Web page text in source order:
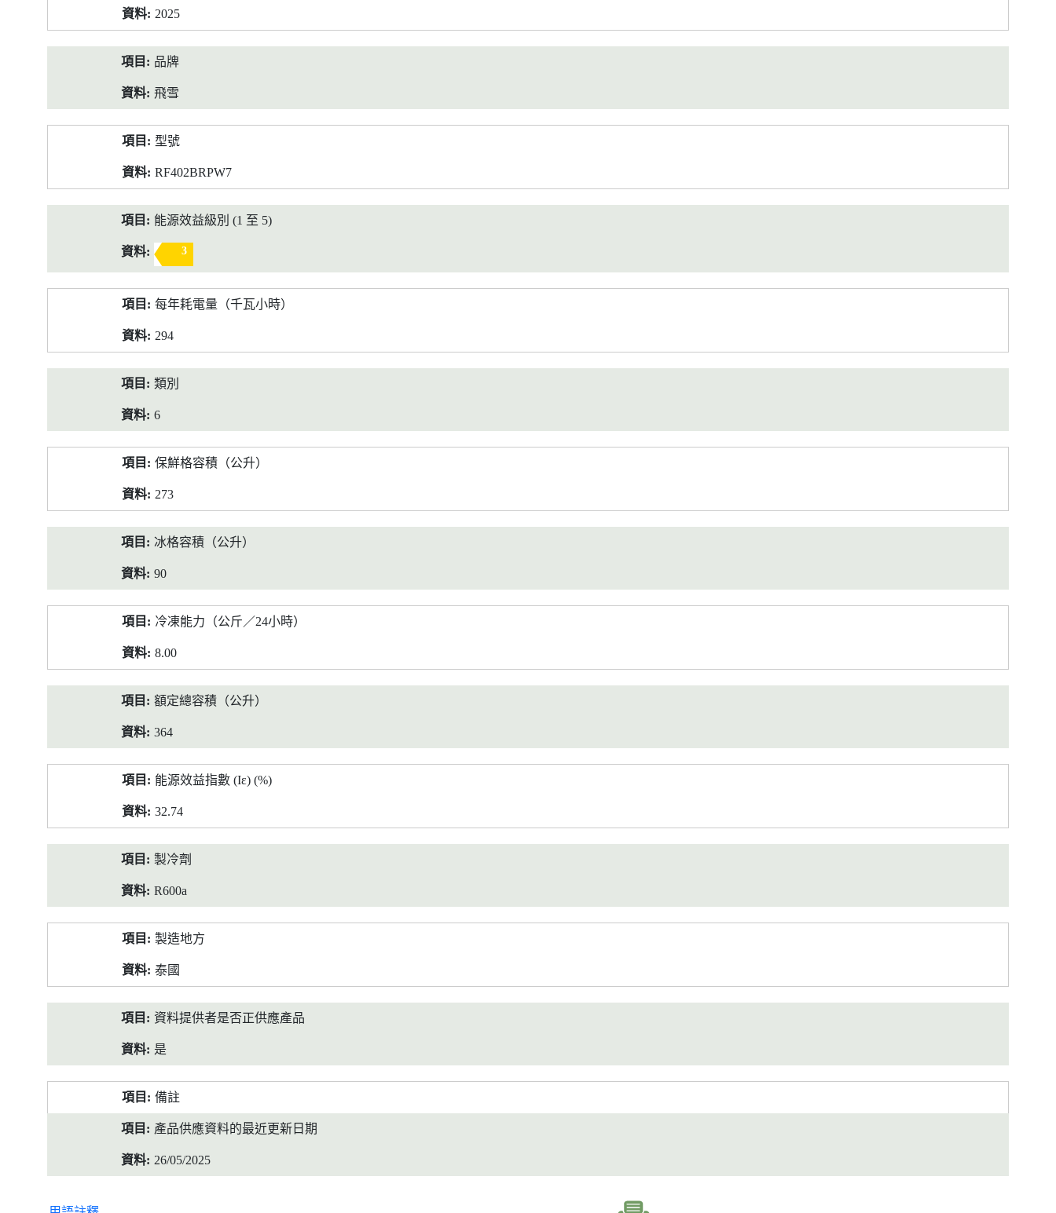
2025
品牌
飛雪
型號
RF402BRPW7
能源效益級別 (1 至 5)
3
每年耗電量（千瓦小時）
294
類別
6
保鮮格容積（公升）
273
冰格容積（公升）
90
冷凍能力（公斤／24小時）
8.00
額定總容積（公升）
364
能源效益指數 (Iε) (%)
32.74
製冷劑
R600a
製造地方
泰國
資料提供者是否正供應產品
是
備註
產品供應資料的最近更新日期
26/05/2025